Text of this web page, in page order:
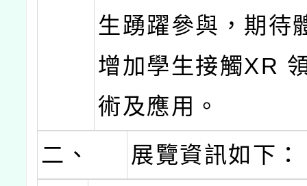
生踴躍參與，期待
增加學生接觸XR
術及應用。
二、
展覽資訊如下：